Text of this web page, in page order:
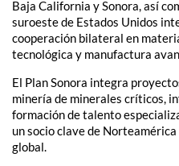
Baja California y Sonora, así
suroeste de Estados Unidos
cooperación bilateral en
tecnológica y manufactura
El Plan Sonora integra
minería de minerales críticos,
formación de talento
un socio clave de
global.